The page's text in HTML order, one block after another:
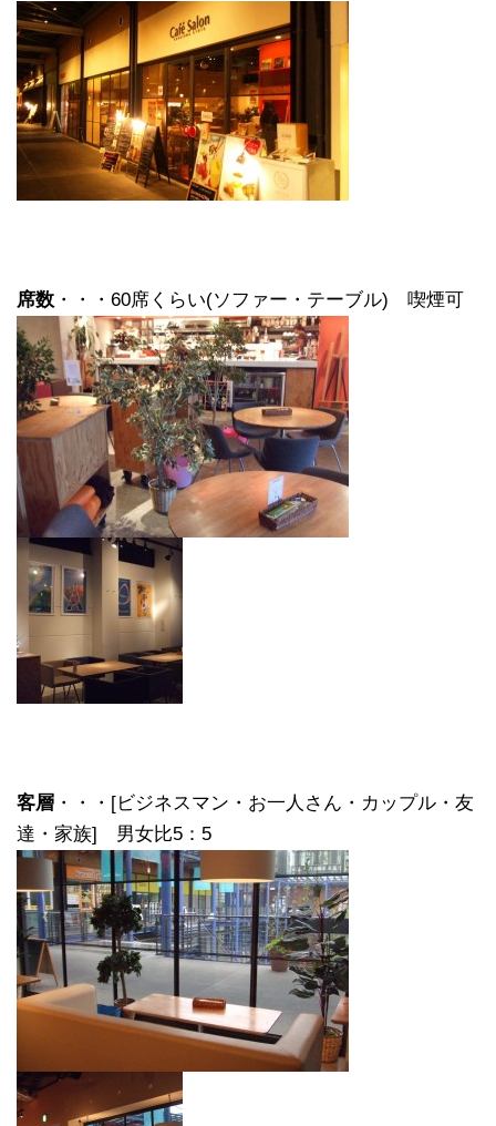
席数 ・・・60席くらい(ソファー・テーブル) 喫煙可
客層 ・・・[ビジネスマン・お一人さん・カップル・友
達・家族] 男女比5：5